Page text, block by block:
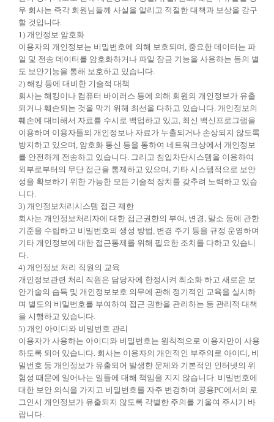
우 회사는 즉각 회원님들께 사실을 알리고 적절한 대책과 보상을 강구
할 것입니다.
1) 개인정보 암호화
이용자의 개인정보는 비밀번호에 의해 보호되며, 중요한 데이터는 파
일 및 전송 데이터를 암호화하거나 파일 잠금 기능을 사용하는 등의 별
도 보안기능을 통해 보호하고 있습니다.
2) 해킹 등에 대비한 기술적 대책
회사는 해킹이나 컴퓨터 바이러스 등에 의해 회원의 개인정보가 유출
되거나 훼손되는 것을 막기 위해 최선을 다하고 있습니다. 개인정보의
훼손에 대비해서 자료를 수시로 백업하고 있고, 최신 백신프로그램을
이용하여 이용자들의 개인정보나 자료가 누출되거나 손상되지 않도록
방지하고 있으며, 암호화 통신 등을 통하여 네트워크상에서 개인정보
를 안전하게 전송하고 있습니다. 그리고 침입차단시스템을 이용하여
외부로부터의 무단 접근을 통제하고 있으며, 기타 시스템적으로 보안
성을 확보하기 위한 가능한 모든 기술적 장치를 갖추려 노력하고 있습
니다.
3) 개인정보처리시스템 접근 제한
회사는 개인정보처리자에 대한 접근권한의 부여, 변경, 말소 등에 관한
기준을 수립하고 비밀번호의 생성 방법, 변경 주기 등을 규정 운영하며
기타 개인정보에 대한 접근통제를 위해 필요한 조치를 다하고 있습니
다.
4) 개인정보 처리 직원의 교육
개인정보관련 처리 직원은 담당자에 한정시켜 최소화 하고 새로운 보
안기술의 습득 및 개인정보보호 의무에 관해 정기적인 교육을 실시하
며 별도의 비밀번호를 부여하여 접근 권한을 관리하는 등 관리적 대책
을 시행하고 있습니다.
5) 개인 아이디와 비밀번호 관리
이용자가 사용하는 아이디와 비밀번호는 원칙적으로 이용자만이 사용
하도록 되어 있습니다. 회사는 이용자의 개인적인 부주의로 아이디, 비
밀번호 등 개인정보가 유출되어 발생한 문제와 기본적인 인터넷의 위
험성 때문에 일어나는 일들에 대해 책임을 지지 않습니다. 비밀번호에
대한 보안 의식을 가지고 비밀번호를 자주 변경하며 공용PC에서의 로
그인시 개인정보가 유출되지 않도록 각별한 주의를 기울여 주시기 바
랍니다.